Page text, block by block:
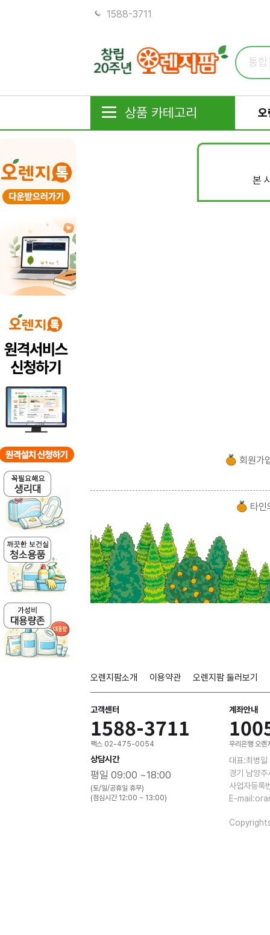
1588-3711
상품 카테고리 오
본
회원가
타인
오렌지팜소개 이용약관 오렌지팜 둘러보기
고객센터
1588-3711
팩스 02-475-0054
상담시간
평일 09:00 ~18:00
(토/일/공휴일 휴무)
(점심시간 12:00 ~ 13:00)
계좌안내
우리은행 오렌
대표:최병
경기 남양
사업자등
E-